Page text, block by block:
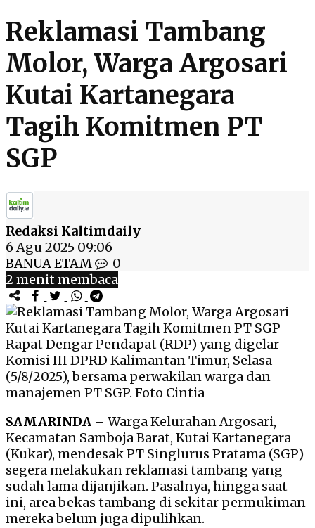
Reklamasi Tambang
Molor, Warga Argosari
Kutai Kartanegara
Tagih Komitmen PT
SGP
Redaksi Kaltimdaily
6 Agu 2025 09:06
BANUA ETAM
0
2 menit membaca
Rapat Dengar Pendapat (RDP) yang digelar
Komisi III DPRD Kalimantan Timur, Selasa
(5/8/2025), bersama perwakilan warga dan
manajemen PT SGP. Foto Cintia
SAMARINDA – Warga Kelurahan Argosari,
Kecamatan Samboja Barat, Kutai Kartanegara
(Kukar), mendesak PT Singlurus Pratama (SGP)
segera melakukan reklamasi tambang yang
sudah lama dijanjikan. Pasalnya, hingga saat
ini, area bekas tambang di sekitar permukiman
mereka belum juga dipulihkan.